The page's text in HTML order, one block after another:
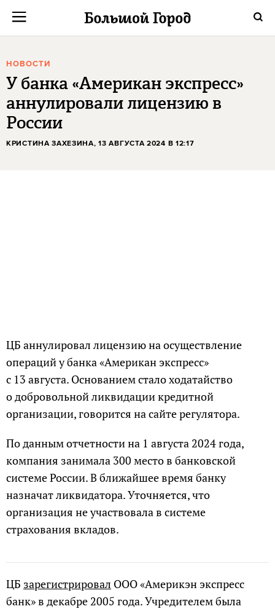
НОВОСТИ
У банка «Американ экспресс»
аннулировали лицензию в
России
КРИСТИНА ЗАХЕЗИНА, 13 АВГУСТА 2024 В 12:17
ЦБ аннулировал лицензию на осуществление
операций у банка «Американ экспресс»
с 13 августа. Основанием стало ходатайство
о добровольной ликвидации кредитной
организации, говорится на сайте регулятора.
По данным отчетности на 1 августа 2024 года,
компания занимала 300 место в банковской
системе России. В ближайшее время банку
назначат ликвидатора. Уточняется, что
организация не участвовала в системе
страхования вкладов.
ЦБ зарегистрировал ООО «Америкэн экспресс
банк» в декабре 2005 года. Учредителем была